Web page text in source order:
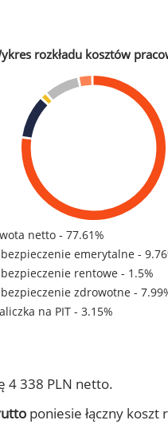
rozkładu kosztów
netto - 77.61%
emerytalne -
rentowe - 1.5%
zdrowotne -
na PIT - 3.15%
4 338 PLN netto.
poniesie łączny